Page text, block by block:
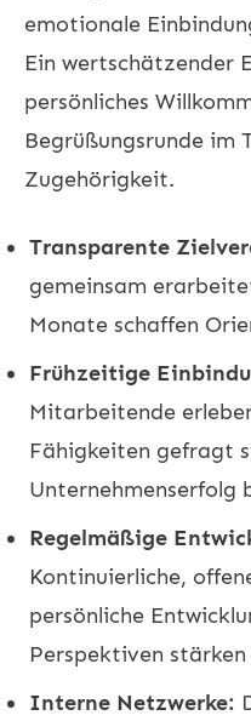
emotionale
Ein wertschätzender
persönliches
Begrüßungsrunde im
Zugehörigkeit.
Transparente
gemeinsam
Monate schaffen
Frühzeitige
Mitarbeitende
Fähigkeiten gefragt
Unternehmenserfolg
Regelmäßige
Kontinuierliche,
persönliche
Perspektiven
Interne Netzwerke: